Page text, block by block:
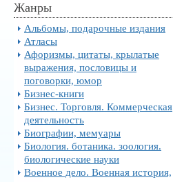
Жанры
Альбомы, подарочные издания
Атласы
Афоризмы, цитаты, крылатые
выражения, пословицы и
поговорки, юмор
Бизнес-книги
Бизнес. Торговля. Коммерческая
деятельность
Биографии, мемуары
Биология. ботаника. зоология.
биологические науки
Военное дело. Военная история,